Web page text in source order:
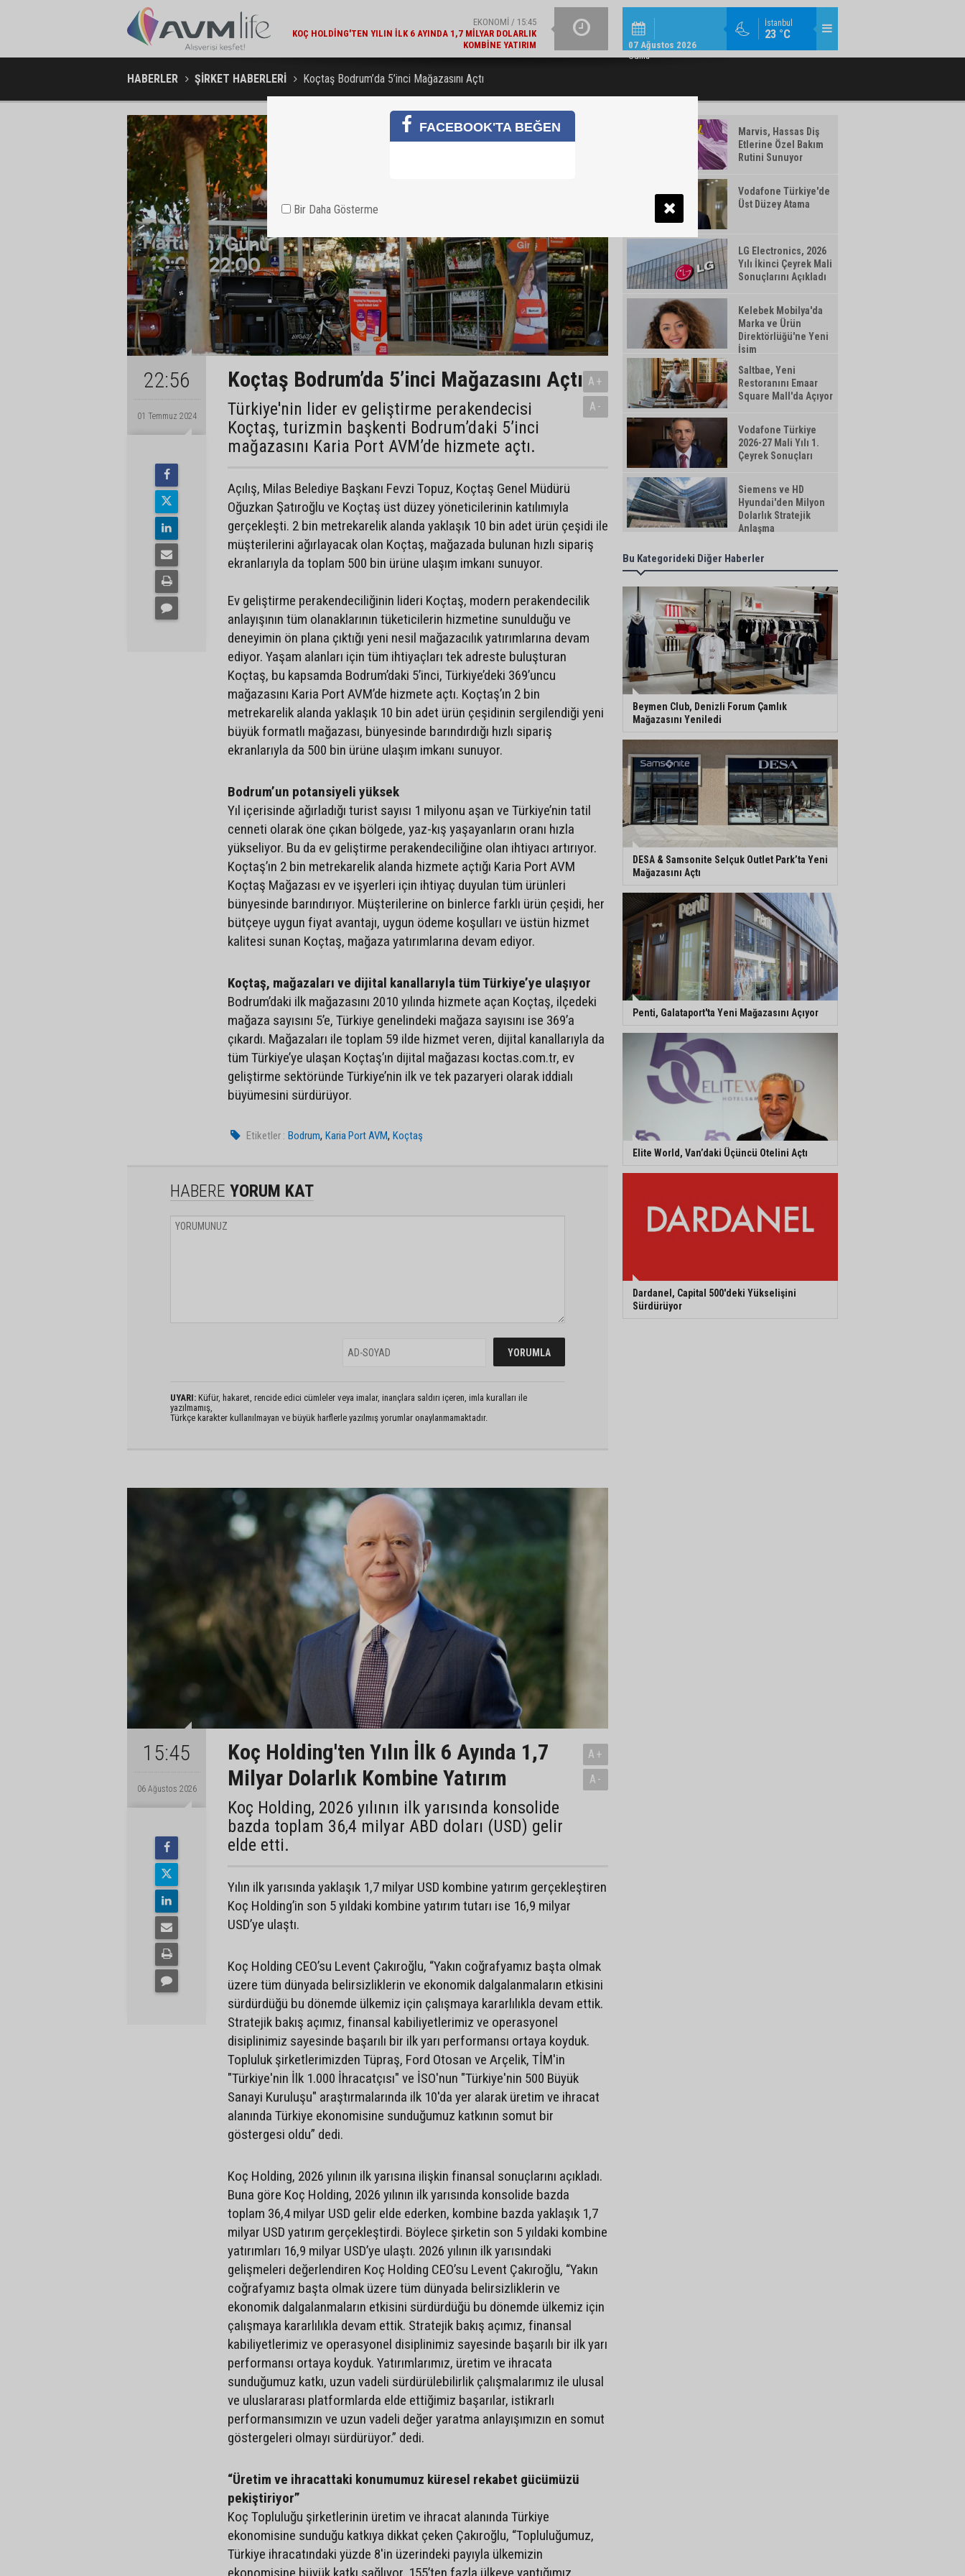
İstanbul
23 °C
07 Ağustos 2026
Cuma
GÜNCEL / 15:21
AMBALAJLI SU ÜRETICILERI DERNEĞI'NDEN 2030 UYARISI
MODA / TREND / 14:18
YAZIN IŞILTISINI TAMAMLAYAN MAKYAJ ÜRÜNLERI WATSONS
TÜRK TELEKOM’DAN YILIN İLK
HABERLER ŞİRKET HABERLERİ Koçtaş Bodrum’da 5’inci Mağazasını Açtı
22:56
01 Temmuz 2024
Koçtaş Bodrum’da 5’inci Mağazasını Açtı
Türkiye'nin lider ev geliştirme perakendecisi
Koçtaş, turizmin başkenti Bodrum’daki 5’inci
mağazasını Karia Port AVM’de hizmete açtı.
A+
A-
Açılış, Milas Belediye Başkanı Fevzi Topuz, Koçtaş Genel Müdürü
Oğuzkan Şatıroğlu ve Koçtaş üst düzey yöneticilerinin katılımıyla
gerçekleşti. 2 bin metrekarelik alanda yaklaşık 10 bin adet ürün çeşidi ile
müşterilerini ağırlayacak olan Koçtaş, mağazada bulunan hızlı sipariş
ekranlarıyla da toplam 500 bin ürüne ulaşım imkanı sunuyor.
Ev geliştirme perakendeciliğinin lideri Koçtaş, modern perakendecilik
anlayışının tüm olanaklarının tüketicilerin hizmetine sunulduğu ve
deneyimin ön plana çıktığı yeni nesil mağazacılık yatırımlarına devam
ediyor. Yaşam alanları için tüm ihtiyaçları tek adreste buluşturan
Koçtaş, bu kapsamda Bodrum’daki 5’inci, Türkiye’deki 369’uncu
mağazasını Karia Port AVM’de hizmete açtı. Koçtaş’ın 2 bin
metrekarelik alanda yaklaşık 10 bin adet ürün çeşidinin sergilendiği yeni
büyük formatlı mağazası, bünyesinde barındırdığı hızlı sipariş
ekranlarıyla da 500 bin ürüne ulaşım imkanı sunuyor.
Bodrum’un potansiyeli yüksek
Yıl içerisinde ağırladığı turist sayısı 1 milyonu aşan ve Türkiye’nin tatil
cenneti olarak öne çıkan bölgede, yaz-kış yaşayanların oranı hızla
yükseliyor. Bu da ev geliştirme perakendeciliğine olan ihtiyacı artırıyor.
Koçtaş’ın 2 bin metrekarelik alanda hizmete açtığı Karia Port AVM
Koçtaş Mağazası ev ve işyerleri için ihtiyaç duyulan tüm ürünleri
bünyesinde barındırıyor. Müşterilerine on binlerce farklı ürün çeşidi, her
bütçeye uygun fiyat avantajı, uygun ödeme koşulları ve üstün hizmet
kalitesi sunan Koçtaş, mağaza yatırımlarına devam ediyor.
Koçtaş, mağazaları ve dijital kanallarıyla tüm Türkiye’ye ulaşıyor
Bodrum’daki ilk mağazasını 2010 yılında hizmete açan Koçtaş, ilçedeki
mağaza sayısını 5’e, Türkiye genelindeki mağaza sayısını ise 369’a
çıkardı. Mağazaları ile toplam 59 ilde hizmet veren, dijital kanallarıyla da
tüm Türkiye’ye ulaşan Koçtaş’ın dijital mağazası koctas.com.tr, ev
geliştirme sektöründe Türkiye’nin ilk ve tek pazaryeri olarak iddialı
büyümesini sürdürüyor.
Etiketler : Bodrum,Karia Port AVM,Koçtaş
HABERE YORUM KAT
UYARI: Küfür, hakaret, rencide edici cümleler veya imalar, inançlara saldırı içeren, imla kuralları ile
yazılmamış,
Türkçe karakter kullanılmayan ve büyük harflerle yazılmış yorumlar onaylanmamaktadır.
15:45
06 Ağustos 2026
Koç Holding'ten Yılın İlk 6 Ayında 1,7
Milyar Dolarlık Kombine Yatırım
Koç Holding, 2026 yılının ilk yarısında konsolide
bazda toplam 36,4 milyar ABD doları (USD) gelir
elde etti.
A+
A-
Yılın ilk yarısında yaklaşık 1,7 milyar USD kombine yatırım gerçekleştiren
Koç Holding’in son 5 yıldaki kombine yatırım tutarı ise 16,9 milyar
USD’ye ulaştı.
Koç Holding CEO’su Levent Çakıroğlu, “Yakın coğrafyamız başta olmak
üzere tüm dünyada belirsizliklerin ve ekonomik dalgalanmaların etkisini
sürdürdüğü bu dönemde ülkemiz için çalışmaya kararlılıkla devam ettik.
Stratejik bakış açımız, finansal kabiliyetlerimiz ve operasyonel
disiplinimiz sayesinde başarılı bir ilk yarı performansı ortaya koyduk.
Topluluk şirketlerimizden Tüpraş, Ford Otosan ve Arçelik, TİM'in
"Türkiye'nin İlk 1.000 İhracatçısı" ve İSO'nun "Türkiye'nin 500 Büyük
Sanayi Kuruluşu" araştırmalarında ilk 10'da yer alarak üretim ve ihracat
alanında Türkiye ekonomisine sunduğumuz katkının somut bir
göstergesi oldu” dedi.
Koç Holding, 2026 yılının ilk yarısına ilişkin finansal sonuçlarını açıkladı.
Buna göre Koç Holding, 2026 yılının ilk yarısında konsolide bazda
toplam 36,4 milyar USD gelir elde ederken, kombine bazda yaklaşık 1,7
milyar USD yatırım gerçekleştirdi. Böylece şirketin son 5 yıldaki kombine
yatırımları 16,9 milyar USD’ye ulaştı. 2026 yılının ilk yarısındaki
gelişmeleri değerlendiren Koç Holding CEO’su Levent Çakıroğlu, “Yakın
coğrafyamız başta olmak üzere tüm dünyada belirsizliklerin ve
ekonomik dalgalanmaların etkisini sürdürdüğü bu dönemde ülkemiz için
çalışmaya kararlılıkla devam ettik. Stratejik bakış açımız, finansal
kabiliyetlerimiz ve operasyonel disiplinimiz sayesinde başarılı bir ilk yarı
performansı ortaya koyduk. Yatırımlarımız, üretim ve ihracata
sunduğumuz katkı, uzun vadeli sürdürülebilirlik çalışmalarımız ile ulusal
ve uluslararası platformlarda elde ettiğimiz başarılar, istikrarlı
performansımızın ve uzun vadeli değer yaratma anlayışımızın en somut
göstergeleri olmayı sürdürüyor.” dedi.
“Üretim ve ihracattaki konumumuz küresel rekabet gücümüzü
pekiştiriyor”
Koç Topluluğu şirketlerinin üretim ve ihracat alanında Türkiye
ekonomisine sunduğu katkıya dikkat çeken Çakıroğlu, “Topluluğumuz,
Türkiye ihracatındaki yüzde 8'in üzerindeki payıyla ülkemizin
Marvis, Hassas Diş
Etlerine Özel Bakım
Rutini Sunuyor
Vodafone Türkiye'de
Üst Düzey Atama
LG Electronics, 2026
Yılı İkinci Çeyrek Mali
Sonuçlarını Açıkladı
Kelebek Mobilya'da
Marka ve Ürün
Direktörlüğü'ne Yeni
İsim
Saltbae, Yeni
Restoranını Emaar
Square Mall'da Açıyor
Vodafone Türkiye
2026-27 Mali Yılı 1.
Çeyrek Sonuçları
Siemens ve HD
Hyundai'den Milyon
Dolarlık Stratejik
Anlaşma
Bu Kategorideki Diğer Haberler
Beymen Club, Denizli Forum Çamlık
Mağazasını Yeniledi
DESA & Samsonite Selçuk Outlet Park’ta Yeni
Mağazasını Açtı
Penti, Galataport'ta Yeni Mağazasını Açıyor
Elite World, Van’daki Üçüncü Otelini Açtı
Dardanel, Capital 500'deki Yükselişini
Sürdürüyor
FACEBOOK'TA BEĞEN
Bir Daha Gösterme